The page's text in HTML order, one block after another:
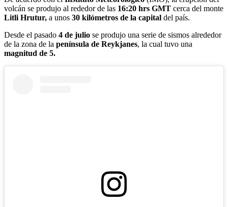
volcán se produjo al rededor de las 16:20 hrs GMT cerca del monte
Litli Hrutur, a unos 30 kilómetros de la capital del país.
Desde el pasado 4 de julio se produjo una serie de sismos alrededor
de la zona de la península de Reykjanes, la cual tuvo una
magnitud de 5.